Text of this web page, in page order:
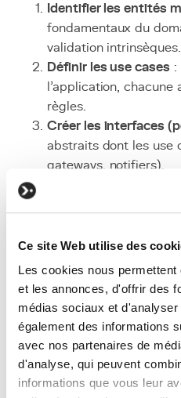
Ce site Web utilise des
Les cookies nous
et les annonces, d'offrir des
médias sociaux et
également des informations
avec nos partenaires de
d'analyse, qui peuvent
informations que vous leur
Identifier les entités
fondamentaux du
validation intrinsèques.
Définir les use cases :
l'application, chacune
règles.
Créer les interfaces
abstraits dont les use
gateways, notifiers).
implémentations
Câbler avec l'injection
conteneur d'injection
factory pour
interfaces.
Tester chaque couche
entités et use cases
d'intégration pour les